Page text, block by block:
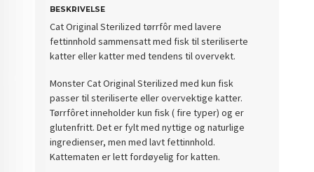
BESKRIVELSE
Cat Original Sterilized tørrfôr med lavere
fettinnhold sammensatt med fisk til steriliserte
katter eller katter med tendens til overvekt.
Monster Cat Original Sterilized med kun fisk
passer til steriliserte eller overvektige katter.
Tørrfôret inneholder kun fisk ( fire typer) og er
glutenfritt. Det er fylt med nyttige og naturlige
ingredienser, men med lavt fettinnhold.
Kattematen er lett fordøyelig for katten.